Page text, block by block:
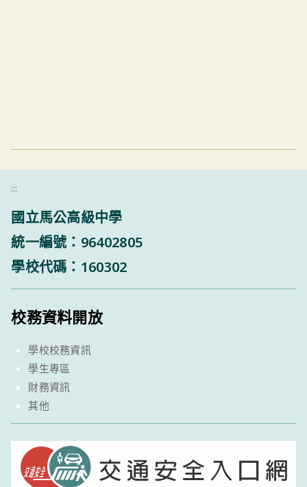
:::
國立馬公高級中學
統一編號：96402805
學校代碼：160302
校務資料開放
學校校務資訊
學生專區
財務資訊
其他